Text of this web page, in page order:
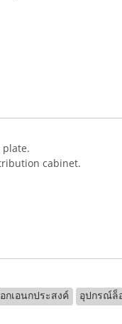
plate.
cabinet.
กเอนกประสงค์ อุปกรณ์ล็